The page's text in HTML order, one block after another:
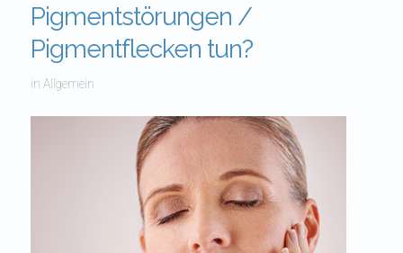
Pigmentstörungen /
Pigmentflecken tun?
in Allgemein